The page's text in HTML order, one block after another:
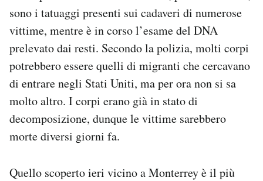
sono i tatuaggi presenti sui cadaveri di numerose
vittime, mentre è in corso l’esame del DNA
prelevato dai resti. Secondo la polizia, molti corpi
potrebbero essere quelli di migranti che cercavano
di entrare negli Stati Uniti, ma per ora non si sa
molto altro. I corpi erano già in stato di
decomposizione, dunque le vittime sarebbero
morte diversi giorni fa.
Quello scoperto ieri vicino a Monterrey è il più